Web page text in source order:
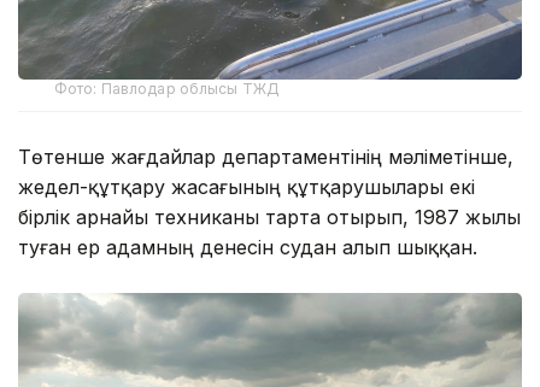
Фото: Павлодар облысы ТЖД
Төтенше жағдайлар департаментінің мәліметінше,
жедел-құтқару жасағының құтқарушылары екі
бірлік арнайы техниканы тарта отырып, 1987 жылы
туған ер адамның денесін судан алып шыққан.